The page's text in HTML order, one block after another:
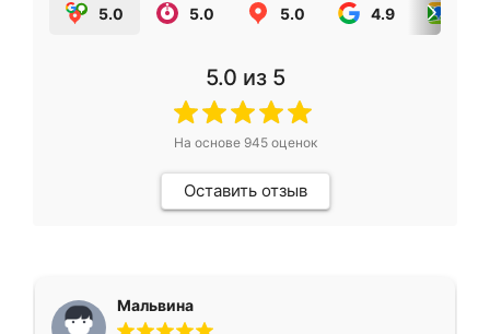
5.0 5.0 5.0 4.9
5.0 из 5
На основе 945оценок
Оставить отзыв
Мальвина